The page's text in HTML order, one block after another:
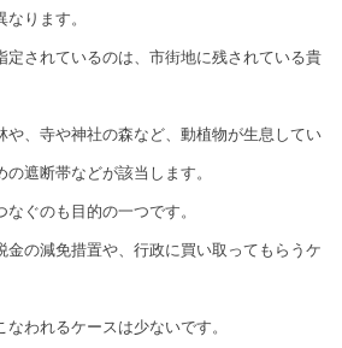
ります。
定されているのは、市街地に残されている貴
や、寺や神社の森など、動植物が生息してい
遮断帯などが該当します。
ぐのも目的の一つです。
金の減免措置や、行政に買い取ってもらうケ
われるケースは少ないです。